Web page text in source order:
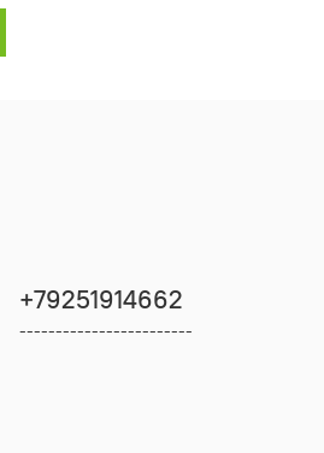
+79251914662
------------------------